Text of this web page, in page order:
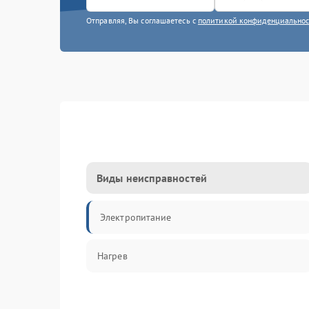
Отправляя, Вы соглашаетесь с политикой
Виды неисправностей
Электропитание
Нагрев